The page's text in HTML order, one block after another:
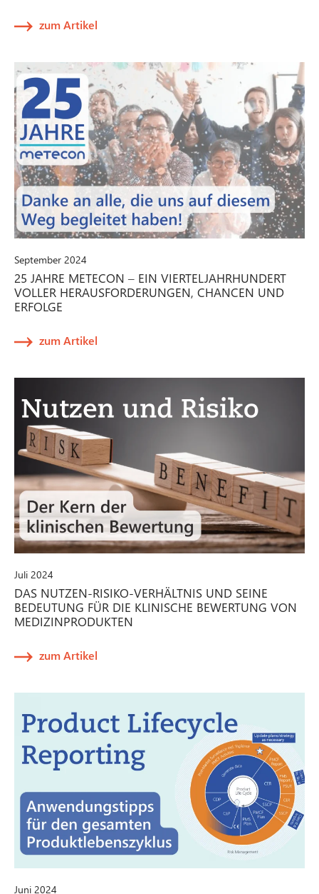
zum Artikel
September 2024
25 JAHRE METECON – EIN VIERTELJAHRHUNDERT
VOLLER HERAUSFORDERUNGEN, CHANCEN UND
ERFOLGE
zum Artikel
Juli 2024
DAS NUTZEN-RISIKO-VERHÄLTNIS UND SEINE
BEDEUTUNG FÜR DIE KLINISCHE BEWERTUNG VON
MEDIZINPRODUKTEN
zum Artikel
Juni 2024